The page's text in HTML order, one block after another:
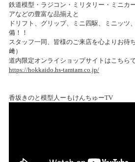
鉄道模型・ラジコン・ミリタリー・ミニカ
アなどの豊富な品揃えと
ドリフト、グリップ、ミニ四駆、ミニッツ
備！！
スタッフ一同、皆様のご来店を心よりお待
﨑）
道内限定オンライショップサイトはこちら
https://hokkaido.hs-tamtam.co.jp/
香坂きのと模型人ーもけんちゅーTV